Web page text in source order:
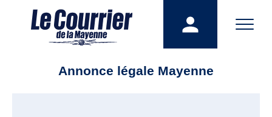
Annonce légale Mayenne